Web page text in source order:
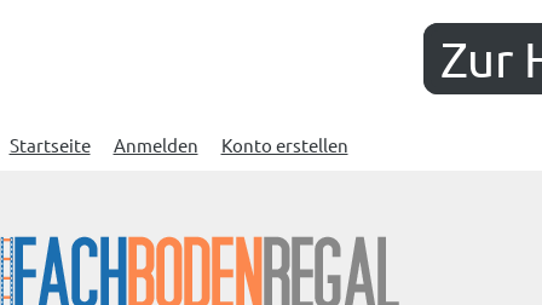
Zur
Startseite Anmelden Konto erstellen